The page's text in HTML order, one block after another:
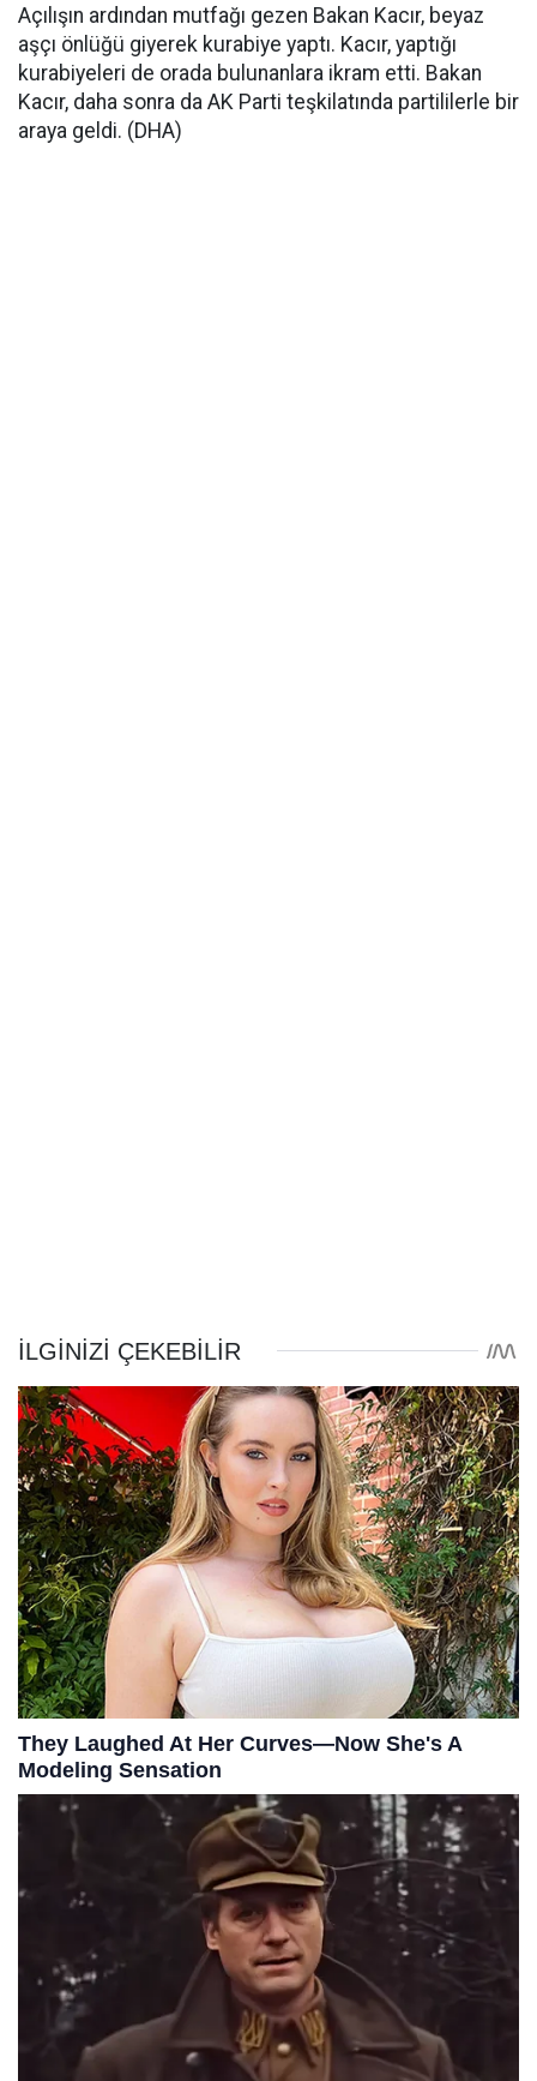
Açılışın ardından mutfağı gezen Bakan Kacır, beyaz
aşçı önlüğü giyerek kurabiye yaptı. Kacır, yaptığı
kurabiyeleri de orada bulunanlara ikram etti. Bakan
Kacır, daha sonra da AK Parti teşkilatında partililerle bir
araya geldi. (DHA)